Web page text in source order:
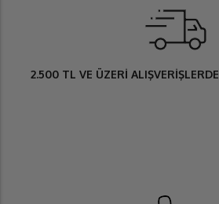
2.500 TL VE ÜZERİ ALIŞVERİŞLERDE